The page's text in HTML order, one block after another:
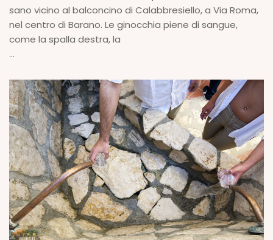
sano vicino al balconcino di Calabbresiello, a Via Roma,
nel centro di Barano. Le ginocchia piene di sangue,
come la spalla destra, la
...